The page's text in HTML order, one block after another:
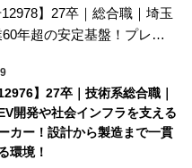
12978】27卒｜総合職｜埼玉
年超の安定基盤！プレ…
】27卒｜技術系総合職｜
開発や社会インフラを支える
カー！設計から製造まで一貫
環境！